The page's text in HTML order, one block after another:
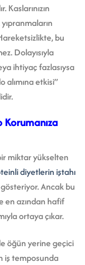
bu
Dolayısıyla
ihtiyaç fazlasıysa
etkisi”
miktar yükselten
diyetlerin iştahı
Ancak bu
en azından hafif
ortaya çıkar.
öğün yerine geçici
iş temposunda